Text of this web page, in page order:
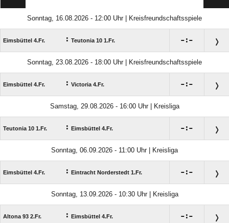
Sonntag, 16.08.2026 - 12:00 Uhr | Kreisfreundschaftsspiele
Eimsbüttel 4.Fr. : Teutonia 10 1.Fr. :
Sonntag, 23.08.2026 - 18:00 Uhr | Kreisfreundschaftsspiele
Eimsbüttel 4.Fr. : Victoria 4.Fr. :
Samstag, 29.08.2026 - 16:00 Uhr | Kreisliga
Teutonia 10 1.Fr. : Eimsbüttel 4.Fr. :
Sonntag, 06.09.2026 - 11:00 Uhr | Kreisliga
Eimsbüttel 4.Fr. : Eintracht Norderstedt 1.Fr. :
Sonntag, 13.09.2026 - 10:30 Uhr | Kreisliga
Altona 93 2.Fr. : Eimsbüttel 4.Fr. :